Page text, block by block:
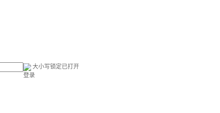
大小写锁定已打开
登录